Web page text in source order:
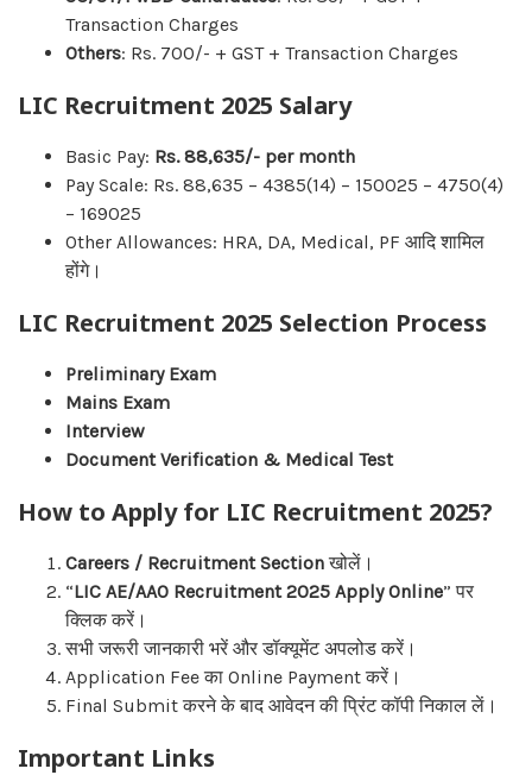
Transaction Charges
Others: Rs. 700/- + GST + Transaction Charges
LIC Recruitment 2025 Salary
Basic Pay: Rs. 88,635/- per month
Pay Scale: Rs. 88,635 – 4385(14) – 150025 – 4750(4)
– 169025
Other Allowances: HRA, DA, Medical, PF आदि शामिल
होंगे।
LIC Recruitment 2025 Selection Process
Preliminary Exam
Mains Exam
Interview
Document Verification & Medical Test
How to Apply for LIC Recruitment 2025?
Careers / Recruitment Sectionखोलें।
“LIC AE/AAO Recruitment 2025 Apply Online” पर
क्लिक करें।
सभी जरूरी जानकारी भरें और डॉक्यूमेंट अपलोड करें।
Application Fee का Online Payment करें।
Final Submit करने के बाद आवेदन की प्रिंट कॉपी निकाल लें।
Important Links